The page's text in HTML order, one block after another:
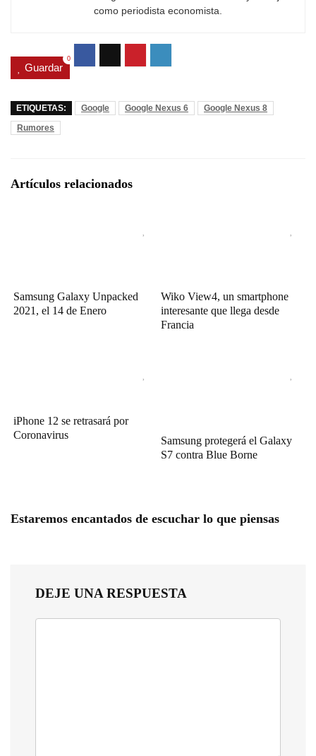
como periodista economista.
Guardar
0
ETIQUETAS: Google Google Nexus 6
Google Nexus 8
Rumores
Artículos relacionados
Samsung Galaxy Unpacked
2021, el 14 de Enero
Wiko View4, un smartphone
interesante que llega desde
Francia
iPhone 12 se retrasará por
Coronavirus
Samsung protegerá el Galaxy
S7 contra Blue Borne
Estaremos encantados de escuchar lo que piensas
DEJE UNA RESPUESTA